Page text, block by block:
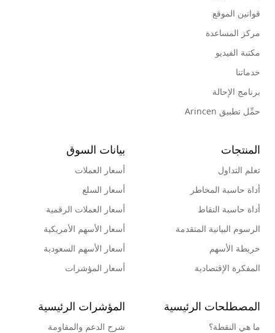
قوانين الموقع
مركز المساعدة
مكتبة الفيديو
خدماتنا
برنامج الإحالة
حمِّل تطبيق Arincen
المنتجات
تعلم التداول
أداة حاسبة المخاطر
أداة حاسبة النقاط
الرسوم البيانية المتقدمة
خريطة الأسهم
المفكرة الإقتصادية
بيانات السوق
أسعار العملات
أسعار السلع
أسعار العملات الرقمية
أسعار الأسهم الأمريكية
أسعار الأسهم السعودية
أسعار المؤشرات
المصطلحات الرئيسية
ما هي النقطة؟
المؤشرات الرئيسية
شرح الدعم والمقاومة